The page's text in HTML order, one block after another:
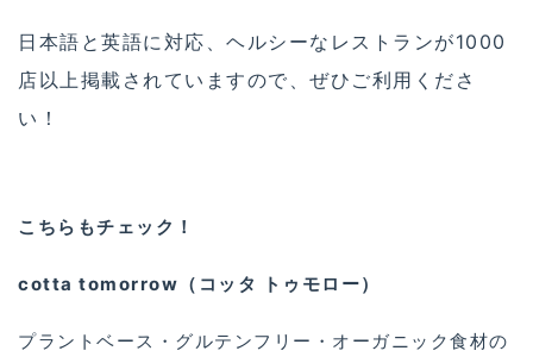
日本語と英語に対応、ヘルシーなレストランが1000
店以上掲載されていますので、ぜひご利用くださ
い！
こちらもチェック！
cotta tomorrow（コッタ トゥモロー）
プラントベース・グルテンフリー・オーガニック食材の